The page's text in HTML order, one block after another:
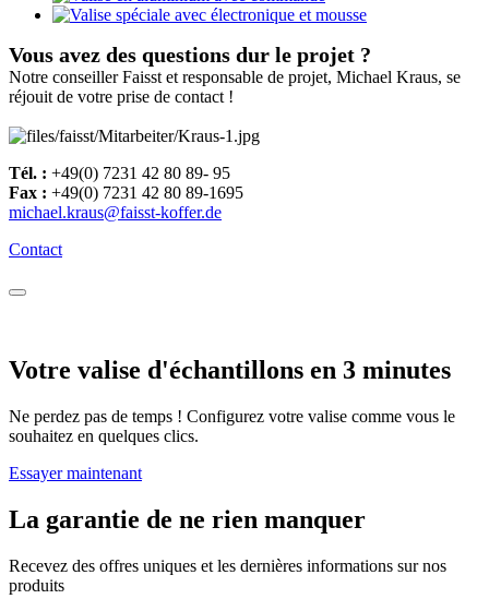
Vous avez des questions dur le projet ?
Notre conseiller Faisst et responsable de projet, Michael Kraus, se
réjouit de votre prise de contact !
Tél. : +49(0) 7231 42 80 89- 95
Fax : +49(0) 7231 42 80 89-1695
michael.kraus@faisst-koffer.de
Contact
Votre valise d'échantillons en 3 minutes
Ne perdez pas de temps ! Configurez votre valise comme vous le
souhaitez en quelques clics.
Essayer maintenant
La garantie de ne rien manquer
Recevez des offres uniques et les dernières informations sur nos
produits